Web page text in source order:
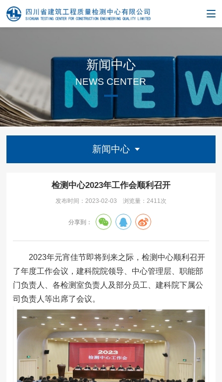
新闻中心
NEWS CENTER
新闻中心
检测中心2023年工作会顺利召开
发布时间：2023-02-03 浏览量： 2411次
分享到：
2023年元宵佳节即将到来之际，检测中心顺利召开
了年度工作会议，建科院院领导、中心管理层、职能部
门负责人、各检测室负责人及部分员工、建科院下属公
司负责人等出席了会议。